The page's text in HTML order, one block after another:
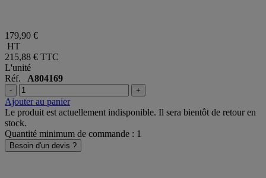
179,90 €
HT
215,88 € TTC
L'unité
Réf. A804169
- +
Ajouter au panier
Le produit est actuellement indisponible. Il sera bientôt de retour en
stock.
Quantité minimum de commande : 1
Besoin d'un devis ?